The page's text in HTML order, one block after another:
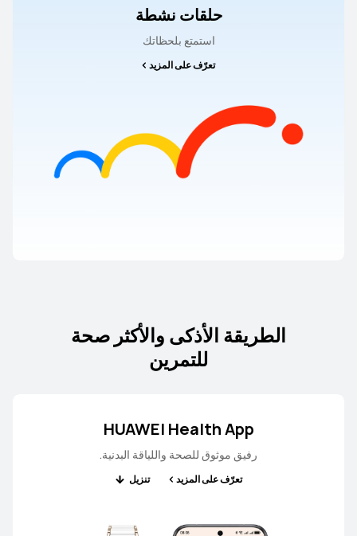
حلقات نشطة
استمتع بلحظاتك
تعرّف على المزيد
الطريقة الأذكى والأكثر صحة
للتمرين
HUAWEI Health App
رفيق موثوق للصحة واللياقة البدنية.
تعرّف على المزيد تنزيل